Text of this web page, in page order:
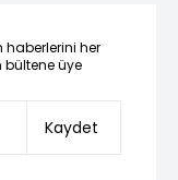
haberlerini her
üye
Kaydet